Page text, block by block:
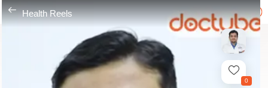
---
Health Reels
0